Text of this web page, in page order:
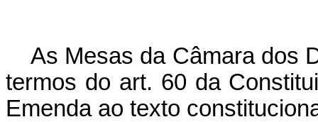
As Mesas da Câmara dos
termos do art. 60 da
Emenda ao texto